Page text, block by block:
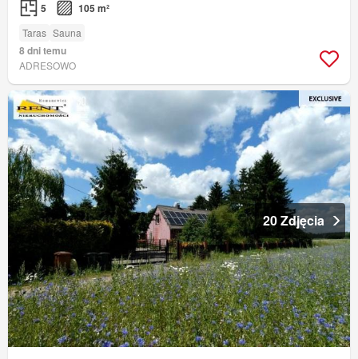
5 105 m²
Taras Sauna
8 dni temu
ADRESOWO
20 Zdjęcia